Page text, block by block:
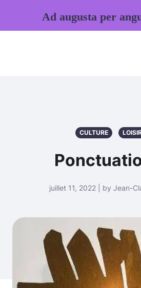
CULTURE
juillet 11, 2022 | by Jean-
Ad augusta per